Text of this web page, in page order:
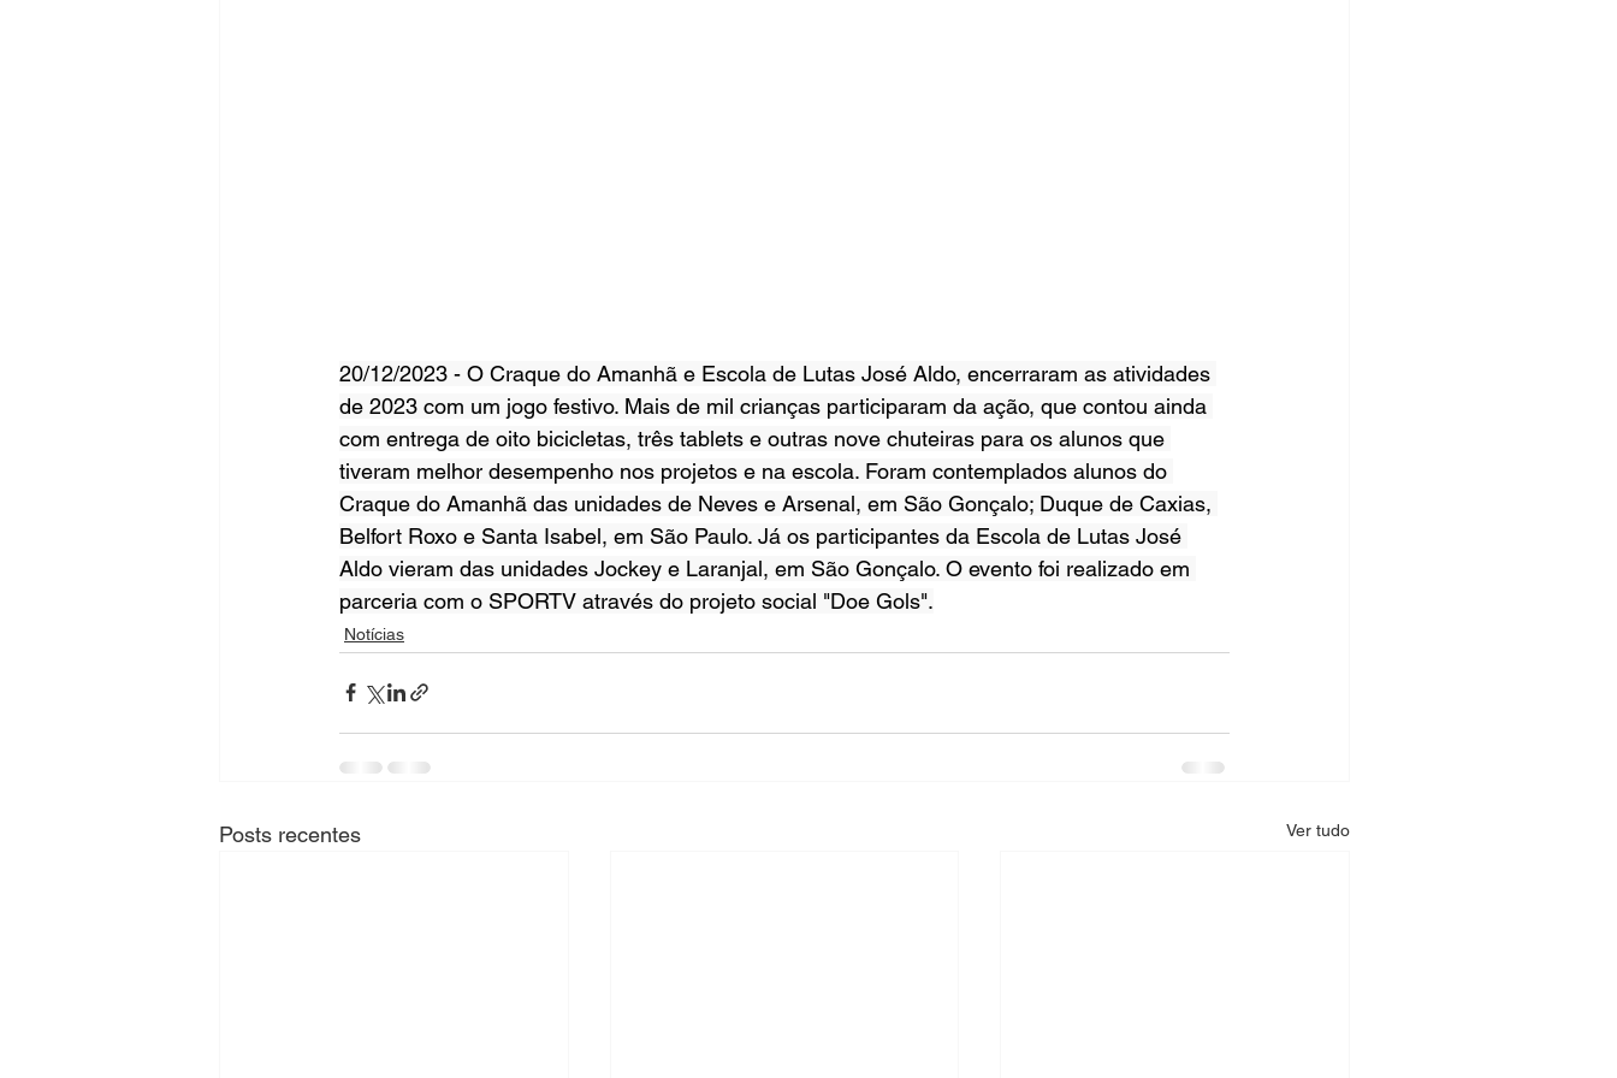
20/12/2023 - O Craque do Amanhã e Escola de Lutas José Aldo, encerraram as atividades
de 2023 com um jogo festivo. Mais de mil crianças participaram da ação, que contou ainda
com entrega de oito bicicletas, três tablets e outras nove chuteiras para os alunos que
tiveram melhor desempenho nos projetos e na escola. Foram contemplados alunos do
Craque do Amanhã das unidades de Neves e Arsenal, em São Gonçalo; Duque de Caxias,
Belfort Roxo e Santa Isabel, em São Paulo. Já os participantes da Escola de Lutas José
Aldo vieram das unidades Jockey e Laranjal, em São Gonçalo. O evento foi realizado em
parceria com o SPORTV através do projeto social "Doe Gols".
Notícias
Posts recentes Ver tudo